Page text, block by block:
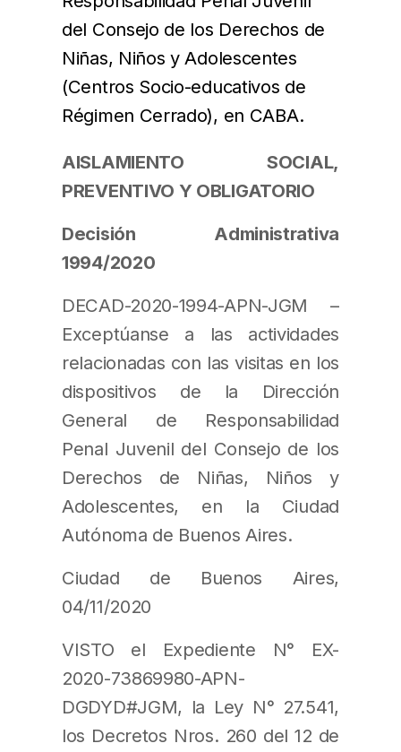
del Consejo de los Derechos de
Niñas, Niños y Adolescentes
(Centros Socio-educativos de
Régimen Cerrado), en CABA.
AISLAMIENTO SOCIAL,
PREVENTIVO Y OBLIGATORIO
Decisión Administrativa
1994/2020
DECAD-2020-1994-APN-JGM –
Exceptúanse a las actividades
relacionadas con las visitas en los
dispositivos de la Dirección
General de Responsabilidad
Penal Juvenil del Consejo de los
Derechos de Niñas, Niños y
Adolescentes, en la Ciudad
Autónoma de Buenos Aires.
Ciudad de Buenos Aires,
04/11/2020
VISTO el Expediente N° EX-
2020-73869980-APN-
DGDYD#JGM, la Ley N° 27.541,
los Decretos Nros. 260 del 12 de